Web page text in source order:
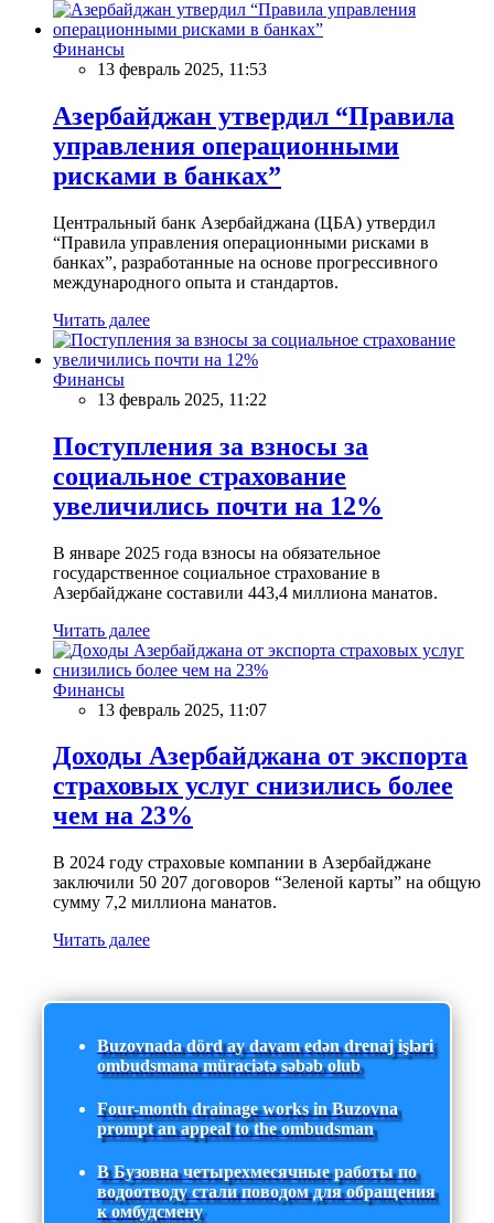
Финансы
13 февраль 2025, 11:53
Азербайджан утвердил “Правила
управления операционными
рисками в банках”
Центральный банк Азербайджана (ЦБА) утвердил
“Правила управления операционными рисками в
банках”, разработанные на основе прогрессивного
международного опыта и стандартов.
Читать далее
Финансы
13 февраль 2025, 11:22
Поступления за взносы за
социальное страхование
увеличились почти на 12%
В январе 2025 года взносы на обязательное
государственное социальное страхование в
Азербайджане составили 443,4 миллиона манатов.
Читать далее
Финансы
13 февраль 2025, 11:07
Доходы Азербайджана от экспорта
страховых услуг снизились более
чем на 23%
В 2024 году страховые компании в Азербайджане
заключили 50 207 договоров “Зеленой карты” на общую
сумму 7,2 миллиона манатов.
Читать далее
Buzovnada dörd ay davam edən drenaj işləri
ombudsmana müraciətə səbəb olub
Four-month drainage works in Buzovna
prompt an appeal to the ombudsman
В Бузовна четырехмесячные работы по
водоотводу стали поводом для обращения
к омбудсмену